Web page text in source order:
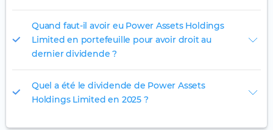
Quand faut-il avoir eu Power Assets Holdings
Limited en portefeuille pour avoir droit au
dernier dividende ?
Quel a été le dividende de Power Assets
Holdings Limited en 2025 ?